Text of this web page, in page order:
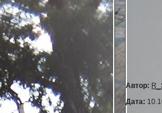
Автор:
Дата: